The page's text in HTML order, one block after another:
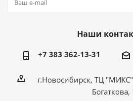
Наши
+7 383 362-13-31
г.Новосибирск, ТЦ
Богаткова,